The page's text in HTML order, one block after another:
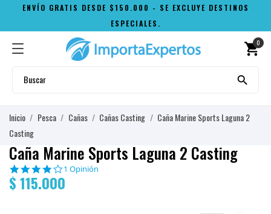
ENVÍO GRATIS DESDE $150.000 - SE EXCLUYE DESTINOS
ESPECIALES.
shopping_cart
0

Inicio Pesca Cañas Cañas Casting
Caña Marine Sports Laguna 2
Casting
Caña Marine Sports Laguna 2 Casting
4.0
star
rating
1 Opinión
$ 115.000